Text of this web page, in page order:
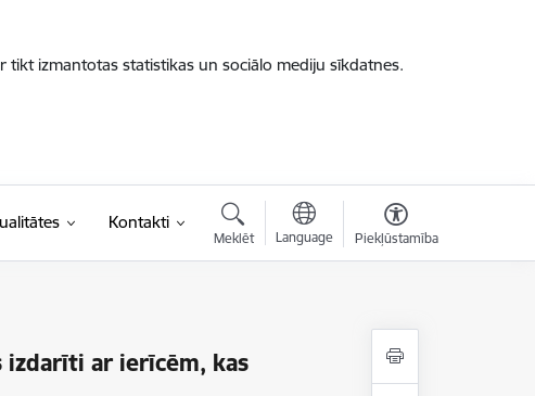
tikt izmantotas statistikas un sociālo mediju sīkdatnes.
Kontakti
Meklēt Language Piekļūstamība
ar ierīcēm, kas